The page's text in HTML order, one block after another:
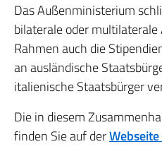
Das Außenministerium
bilaterale oder
Rahmen auch die
an ausländische
italienische Staatsbürger
Die in diesem
finden Sie auf der